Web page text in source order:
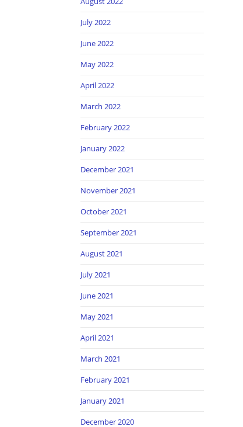
July 2022
June 2022
May 2022
April 2022
March 2022
February 2022
January 2022
December 2021
November 2021
October 2021
September 2021
August 2021
July 2021
June 2021
May 2021
April 2021
March 2021
February 2021
January 2021
December 2020